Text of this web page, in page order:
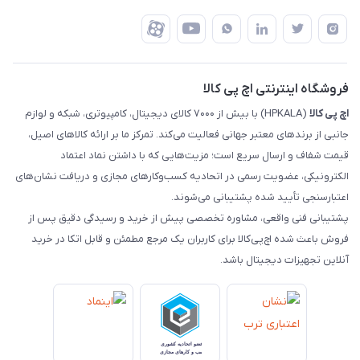
ضمانت اصالت کالا
رهگیری مرسولات چاپار
رهگیری مرسولات ماهکس
درباره ما
تماس با ما
فروشگاه اینترنتی اچ پی کالا
اچ‌ پی‌ کالا
(HPKALA) با بیش از ۷۰۰۰ کالای دیجیتال، کامپیوتری، شبکه و لوازم
جانبی از برندهای معتبر جهانی فعالیت می‌کند. تمرکز ما بر ارائه کالاهای اصیل،
قیمت شفاف و ارسال سریع است؛ مزیت‌هایی که با داشتن نماد اعتماد
الکترونیکی، عضویت رسمی در اتحادیه کسب‌وکارهای مجازی و دریافت نشان‌های
اعتبارسنجی تأیید شده پشتیبانی می‌شوند.
پشتیبانی فنی واقعی، مشاوره تخصصی پیش از خرید و رسیدگی دقیق پس از
فروش باعث شده اچ‌پی‌کالا برای کاربران یک مرجع مطمئن و قابل اتکا در خرید
آنلاین تجهیزات دیجیتال باشد.